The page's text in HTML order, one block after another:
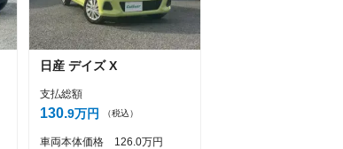
日産 デイズ X
支払総額
130 9万円 （税込）
車両本体価格 126 0万円